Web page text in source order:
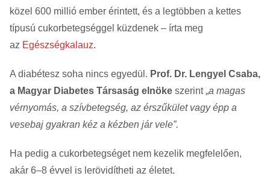
közel 600 millió ember érintett, és a legtöbben a kettes
típusú cukorbetegséggel küzdenek – írta meg
az Egészségkalauz.
A diabétesz soha nincs egyedül. Prof. Dr. Lengyel Csaba,
a Magyar Diabetes Társaság elnöke szerint „a magas
vérnyomás, a szívbetegség, az érszűkület vagy épp a
vesebaj gyakran kéz a kézben jár vele”.
Ha pedig a cukorbetegséget nem kezelik megfelelően,
akár 6–8 évvel is lerövidítheti az életet.